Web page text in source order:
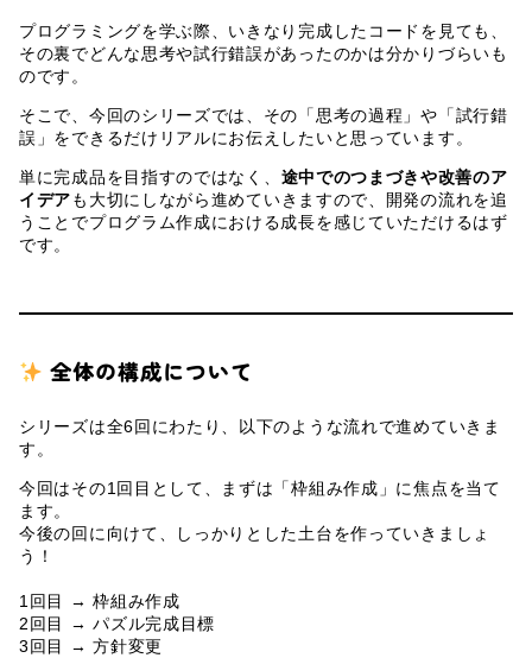
プログラミングを学ぶ際、いきなり完成したコードを見ても、
その裏でどんな思考や試行錯誤があったのかは分かりづらいも
のです。
そこで、今回のシリーズでは、その「思考の過程」や「試行錯
誤」をできるだけリアルにお伝えしたいと思っています。
単に完成品を目指すのではなく、 途中でのつまづきや改善のア
イデアも大切にしながら進めていきますので、開発の流れを追
うことでプログラム作成における成長を感じていただけるはず
です。
全体の構成について
シリーズは全6回にわたり、以下のような流れで進めていきま
す。
今回はその1回目として、まずは「枠組み作成」に焦点を当て
ます。
今後の回に向けて、しっかりとした土台を作っていきましょ
う！
1回目 → 枠組み作成
2回目 → パズル完成目標
3回目 → 方針変更